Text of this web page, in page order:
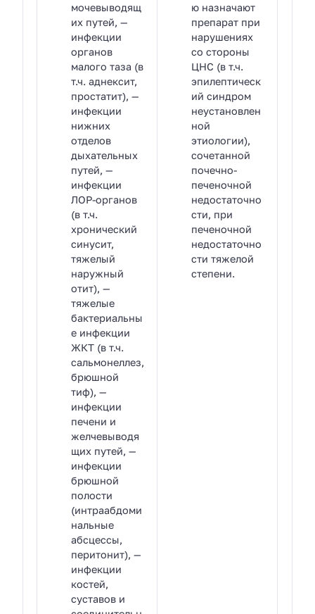
мочевыводящ
их путей, —
инфекции
органов
малого таза (в
т.ч. аднексит,
простатит), —
инфекции
нижних
отделов
дыхательных
путей, —
инфекции
ЛОР-органов
(в т.ч.
хронический
синусит,
тяжелый
наружный
отит), —
тяжелые
бактериальны
е инфекции
ЖКТ (в т.ч.
сальмонеллез,
брюшной
тиф), —
инфекции
печени и
желчевыводя
щих путей, —
инфекции
брюшной
полости
(интраабдоми
нальные
абсцессы,
перитонит), —
инфекции
костей,
суставов и
ю назначают
препарат при
нарушениях
со стороны
ЦНС (в т.ч.
эпилептическ
ий синдром
неустановлен
ной
этиологии),
сочетанной
почечно-
печеночной
недостаточно
сти, при
печеночной
недостаточно
сти тяжелой
степени.